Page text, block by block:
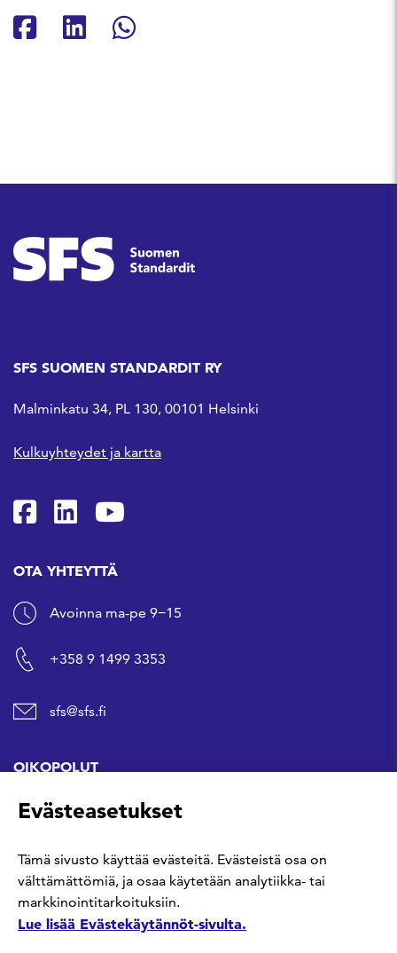
Jaa Facebookissa
Jaa Linkedinissä
Jaa Whatsappissa
SFS SUOMEN STANDARDIT RY
Malminkatu 34, PL 130, 00101 Helsinki
Kulkuyhteydet ja kartta
SFS Facebookissa
SFS Linkedinissä
SFS Youtubessa
OTA YHTEYTTÄ
Avoinna ma-pe 9−15
+358 9 1499 3353
sfs@sfs.fi
OIKOPOLUT
Hanki standardi
Kommentoi tekeillä olevia standardeja
Evästeasetukset
Tämä sivusto käyttää evästeitä. Evästeistä osa on
välttämättömiä, ja osaa käytetään analytiikka- tai
markkinointitarkoituksiin.
Lue lisää Evästekäytännöt-sivulta.